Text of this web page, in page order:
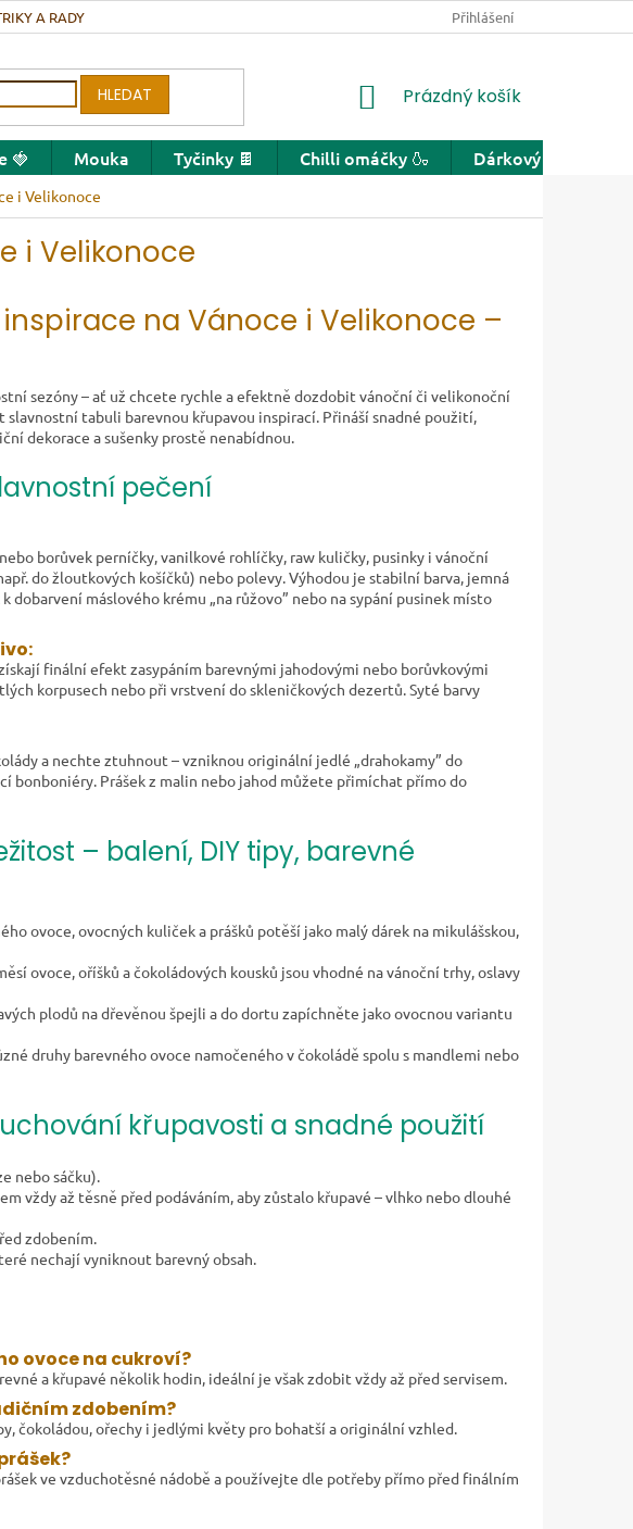
A RADY Přihlášení
HLEDAT NÁKUPNÍ KOŠÍK
Prázdný košík
🍓 Mouka Tyčinky 🍫 Chilli omáčky 🍶 Dárkový poukaz
i Velikonoce
i Velikonoce
na Vánoce i Velikonoce –
sezóny – ať už chcete rychle a efektně dozdobit vánoční či velikonoční
tabuli barevnou křupavou inspirací. Přináší snadné použití,
dekorace a sušenky prostě nenabídnou.
pečení
borůvek perníčky, vanilkové rohlíčky, raw kuličky, pusinky i vánoční
do žloutkových košíčků) nebo polevy. Výhodou je stabilní barva, jemná
máslového krému „na růžovo” nebo na sypání pusinek místo
finální efekt zasypáním barevnými jahodovými nebo borůvkovými
korpusech nebo při vrstvení do skleničkových dezertů. Syté barvy
a nechte ztuhnout – vzniknou originální jedlé „drahokamy” do
bonboniéry. Prášek z malin nebo jahod můžete přimíchat přímo do
– balení, DIY tipy, barevné
ovoce, ovocných kuliček a prášků potěší jako malý dárek na mikulášskou,
ovoce, oříšků a čokoládových kousků jsou vhodné na vánoční trhy, oslavy
plodů na dřevěnou špejli a do dortu zapíchněte jako ovocnou variantu
druhy barevného ovoce namočeného v čokoládě spolu s mandlemi nebo
křupavosti a snadné použití
nebo sáčku).
vždy až těsně před podáváním, aby zůstalo křupavé – vlhko nebo dlouhé
zdobením.
nechají vyniknout barevný obsah.
ovoce na cukroví?
a křupavé několik hodin, ideální je však zdobit vždy až před servisem.
zdobením?
čokoládou, ořechy i jedlými květy pro bohatší a originální vzhled.
ve vzduchotěsné nádobě a používejte dle potřeby přímo před finálním